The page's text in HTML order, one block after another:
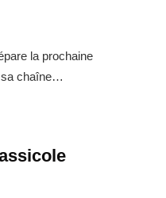
la prochaine
sa chaîne…